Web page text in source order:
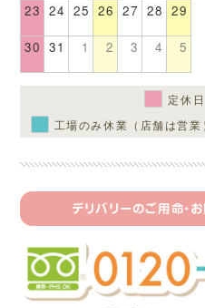
23 24 25 26 27 28 29
30 31 1 2 3 4 5
定休日
工場のみ休業（店舗は営業
デリバリーのご用命・